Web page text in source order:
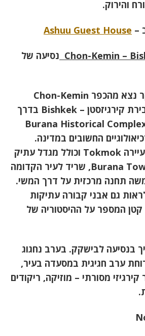
והירוק.
–
Ashuu Guest House
נסיעה של
נצא מהכפר Chon-Kemin
קירגיזסטן – Bishkek
בדרך
Burana Historical
החשובים במדינה.
וכולל מגדל עתיק
שריד לעיר הקדומה
תחנה מרכזית על דרך המשי.
גם אבני קבורה עתיקות
קטן המספר על ההיסטוריה של
בנסיעה לבישקק. בערב נחגוג
ערב חגיגית במסעדה בעיר,
מסורתי – מוזיקה, ריקודים
.